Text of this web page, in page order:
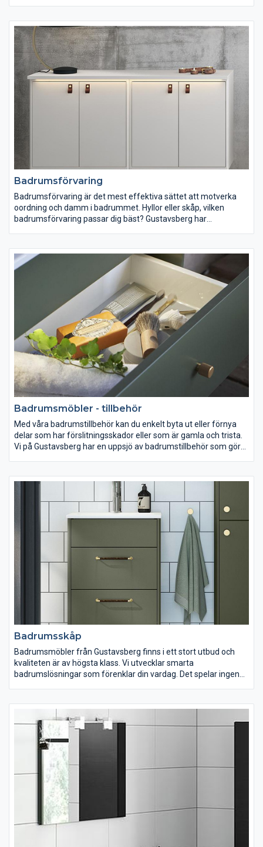
badkarsfronter döljer avloppsanslutningen samtidigt som
fronterna har en annan smart lösning: med ett enkelt
handgrepp kan du skjuta upp fronten för att lättare komma åt
under badkaret vid städning.
Badrumsförvaring
Badrumsförvaring är det mest effektiva sättet att motverka
oordning och damm i badrummet. Hyllor eller skåp, vilken
badrumsförvaring passar dig bäst? Gustavsberg har
ger större åtkomlighet och en möjlighet att exponera sådant du
vill visa eller som ska vara mer lättillgängligt. Även om
badrummet är litet så har vi badrumsförvaring som passar dig.
Vad du än väljer, satsa på mycket badrumsförvaring!
Badrumsmöbler - tillbehör
Med våra badrumstillbehör kan du enkelt byta ut eller förnya
delar som har förslitningsskador eller som är gamla och trista.
Vi på Gustavsberg har en uppsjö av badrumstillbehör som gör
med all säkerhet det tillbehör du är ute efter.
Badrumsskåp
Badrumsmöbler från Gustavsberg finns i ett stort utbud och
kvaliteten är av högsta klass. Vi utvecklar smarta
badrumslösningar som förenklar din vardag. Det spelar ingen
just dig och din familj. Med våra smarta och funktionella
badrumsmöbler gömmer du lätt undan dina saker.